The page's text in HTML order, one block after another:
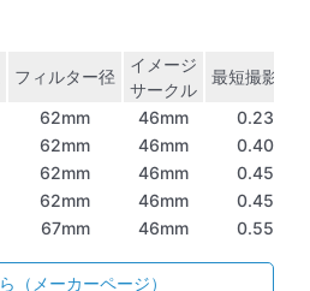
フィルター径
イメージ
サークル
最短撮影距
62mm 46mm
0.23m
62mm 46mm
0.40m
62mm 46mm
0.45m
62mm 46mm
0.45m
67mm 46mm 0.55m
（メーカーページ）